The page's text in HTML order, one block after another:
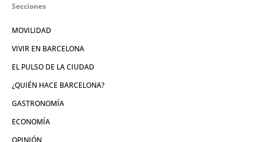
Secciones
MOVILIDAD
VIVIR EN BARCELONA
EL PULSO DE LA CIUDAD
¿QUIÉN HACE BARCELONA?
GASTRONOMÍA
ECONOMÍA
OPINIÓN